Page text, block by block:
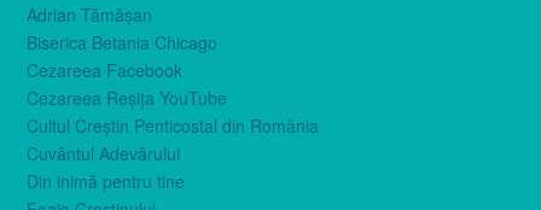
Adrian Tămăşan
Biserica Betania Chicago
Cezareea Facebook
Cezareea Reşiţa YouTube
Cultul Creştin Penticostal din România
Cuvântul Adevărului
Din inimă pentru tine